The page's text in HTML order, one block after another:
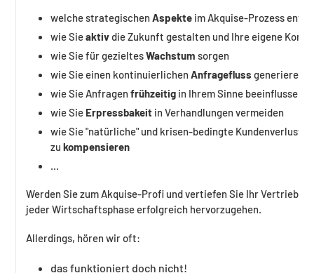
welche strategischenAspekte im Akquise-Prozess
wie Sieaktivdie Zukunft gestalten und Ihre eigene
wie Sie für gezieltesWachstum sorgen
wie Sie einen kontinuierlichenAnfragefluss generieren
wie Sie Anfragenfrühzeitig in Ihrem Sinne beeinflussen
wie Sie Erpressbakeit in Verhandlungen vermeiden
wie Sie"natürliche" und krisen-bedingte Kundenverluste
zu kompensieren
...
Werden Sie zum Akquise-Profi und vertiefen Sie Ihr
jeder Wirtschaftsphase erfolgreich hervorzugehen.
Allerdings, hören wir oft:
das funktioniert doch nicht!